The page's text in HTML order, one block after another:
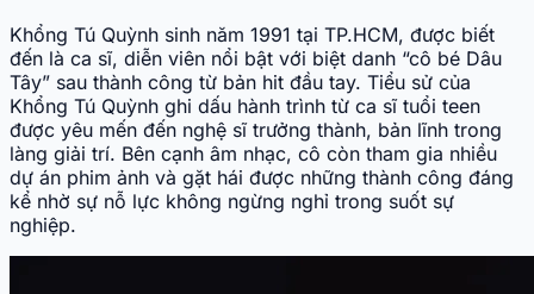
Khổng Tú Quỳnh sinh năm 1991 tại TP.HCM, được biết
đến là ca sĩ, diễn viên nổi bật với biệt danh “cô bé Dâu
Tây” sau thành công từ bản hit đầu tay. Tiểu sử của
Khổng Tú Quỳnh ghi dấu hành trình từ ca sĩ tuổi teen
được yêu mến đến nghệ sĩ trưởng thành, bản lĩnh trong
làng giải trí. Bên cạnh âm nhạc, cô còn tham gia nhiều
dự án phim ảnh và gặt hái được những thành công đáng
kể nhờ sự nỗ lực không ngừng nghỉ trong suốt sự
nghiệp.